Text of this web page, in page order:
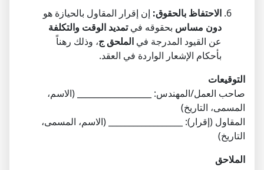
الاحتفاظ بالحقوق: إن إقرار المقاول بالحيازة هو
دون مساس بحقوقه فيتمديد الوقت والتكلفة
عن القيود المدرجة في الملحق ج، وذلك رهناً
بأحكام الإشعار الواردة في العقد.
التوقيعات
صاحب العمل/المهندس: __________________ (الاسم،
المسمى، التاريخ)
المقاول (إقرار): __________________ (الاسم، المسمى،
التاريخ)
الملاحق